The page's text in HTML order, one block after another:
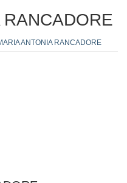
RANCADORE
ANTONIA RANCADORE